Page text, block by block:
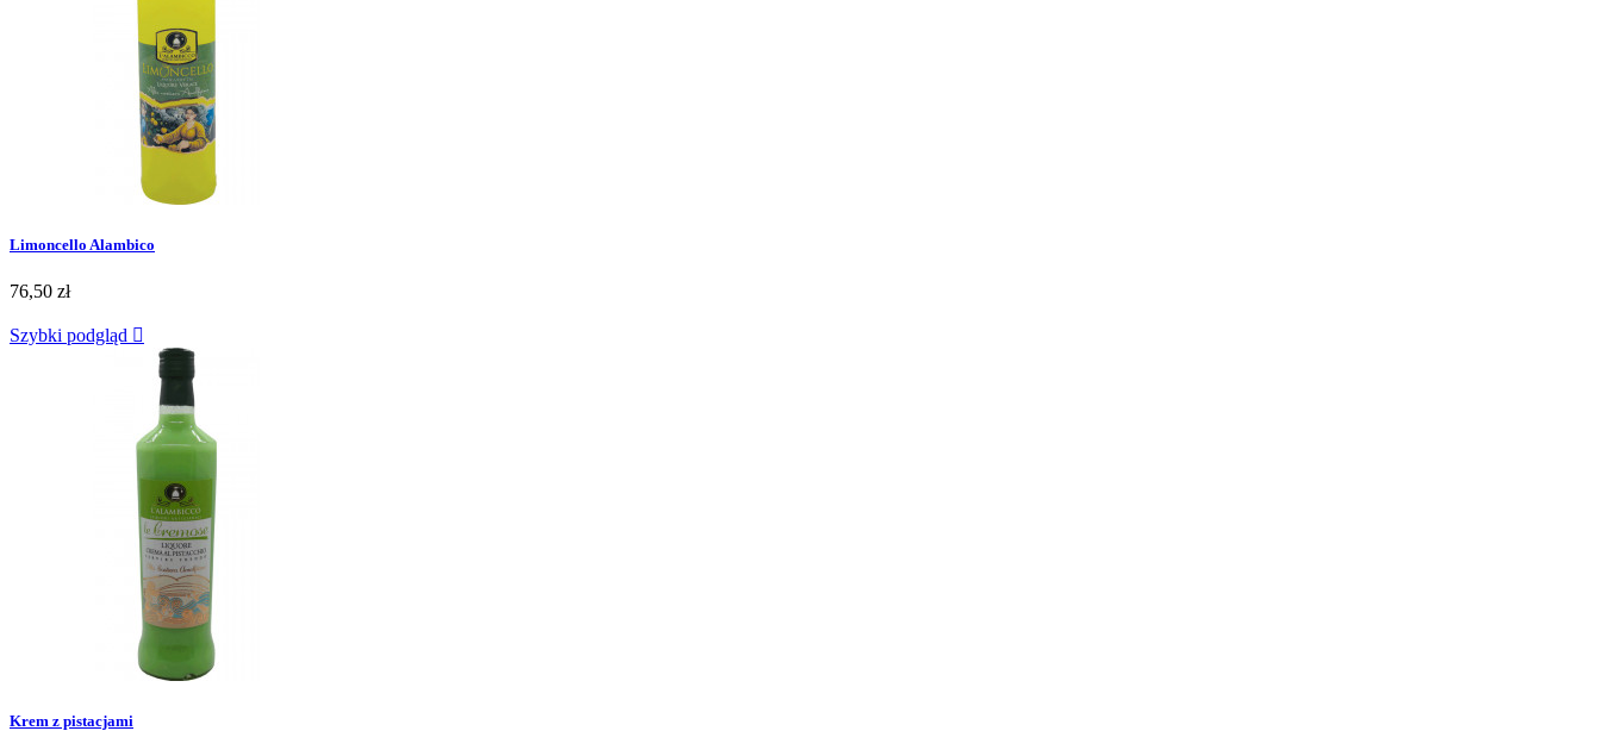
Limoncello Alambico
76,50 zł
Szybki podgląd 
Krem z pistacjami